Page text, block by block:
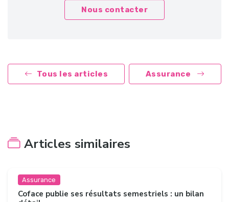
Nous contacter
Tous les articles Assurance
Articles similaires
Assurance
Coface publie ses résultats semestriels : un bilan